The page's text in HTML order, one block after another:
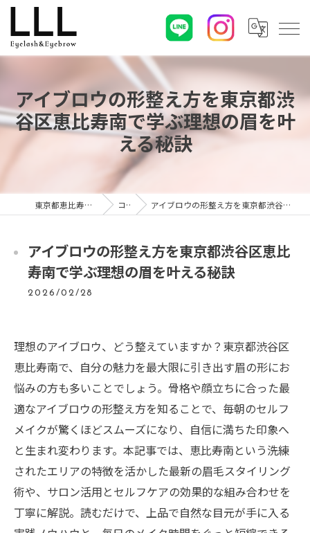
アイブロウの形整え方を東京都渋
谷区恵比寿南で学ぶ理想の眉を叶
える秘訣
東京都恵比寿のマツエクならLLL コラム アイブロウの形整え方を東京都渋谷区恵比寿南で学ぶ理想の眉を叶える秘訣
アイブロウの形整え方を東京都渋谷区恵比
寿南で学ぶ理想の眉を叶える秘訣
2026/02/28
理想のアイブロウ、どう整えていますか？東京都渋谷区
恵比寿南で、自分の魅力を最大限に引き出す眉の形にお
悩みの方も多いことでしょう。骨格や顔立ちに合った最
適なアイブロウの形整え方を知ることで、毎朝のセルフ
メイクが驚くほどスムーズになり、自信に満ちた印象へ
と生まれ変わります。本記事では、恵比寿南という洗練
されたエリアの特徴を活かした最新の眉毛スタイリング
術や、サロン活用とセルフケアの効果的な組み合わせを
丁寧に解説。読むだけで、上品で自然な目元が手に入る